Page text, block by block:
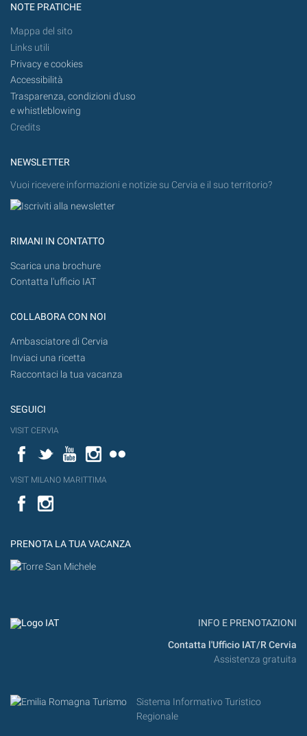
NOTE PRATICHE
Mappa del sito
Links utili
Privacy e cookies
Accessibilità
Trasparenza, condizioni d'uso
e whistleblowing
Credits
NEWSLETTER
Vuoi ricevere informazioni e notizie su Cervia e il suo territorio?
RIMANI IN CONTATTO
Scarica una brochure
Contatta l'ufficio IAT
COLLABORA CON NOI
Ambasciatore di Cervia
Inviaci una ricetta
Raccontaci la tua vacanza
SEGUICI
VISIT CERVIA
FacebookTwitterYouTubeInstagram
VISIT MILANO MARITTIMA
Facebook
PRENOTA LA TUA VACANZA
INFO E PRENOTAZIONI
Contatta l'Ufficio IAT/R Cervia
Assistenza gratuita
Sistema Informativo Turistico
Regionale